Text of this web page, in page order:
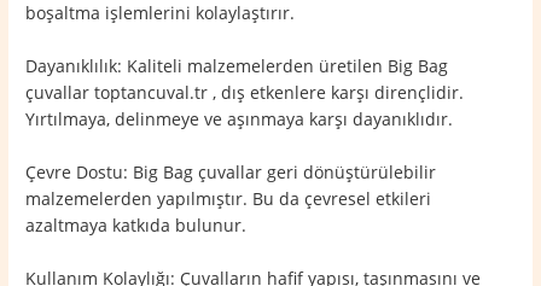
boşaltma işlemlerini kolaylaştırır.
Dayanıklılık: Kaliteli malzemelerden üretilen Big Bag
çuvallar toptancuval.tr , dış etkenlere karşı dirençlidir.
Yırtılmaya, delinmeye ve aşınmaya karşı dayanıklıdır.
Çevre Dostu: Big Bag çuvallar geri dönüştürülebilir
malzemelerden yapılmıştır. Bu da çevresel etkileri
azaltmaya katkıda bulunur.
Kullanım Kolaylığı: Çuvalların hafif yapısı, taşınmasını ve